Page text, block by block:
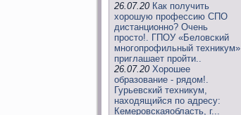
26.07.20 Как получить
хорошую профессию СПО
дистанционно? Очень
просто!. ГПОУ «Беловский
многопрофильный техникум»
приглашает пройти..
26.07.20 Хорошее
образование - рядом!.
Гурьевский техникум,
находящийся по адресу:
Кемеровскаяобласть, г...